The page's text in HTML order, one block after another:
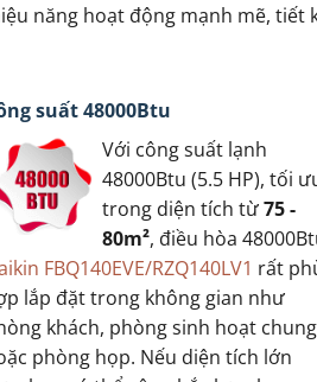
năng hoạt động mạnh mẽ,
suất 48000Btu
Với công suất lạnh
48000Btu (5.5 HP), tối
trong diện tích từ75 -
80m², điều hòa
FBQ140EVE/RZQ140LV1 rất
lắp đặt trong không gian như
khách, phòng sinh hoạt chung
phòng họp. Nếu diện tích lớn